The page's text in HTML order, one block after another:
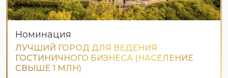
Номинация
ЛУЧШИЙ ГОРОД ДЛЯ ВЕДЕНИЯ
ГОСТИНИЧНОГО БИЗНЕСА (НАСЕЛЕНИЕ
СВЫШЕ 1 МЛН)